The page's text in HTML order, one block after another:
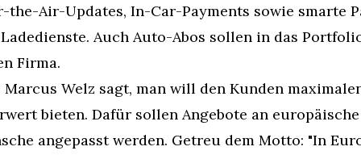
the-Air-Updates, In-Car-Payments sowie smarte
Auch Auto-Abos sollen in das
Firma.
Marcus Welz sagt, man will den Kunden
bieten. Dafür sollen Angebote an europäische
angepasst werden. Getreu dem Motto: "In